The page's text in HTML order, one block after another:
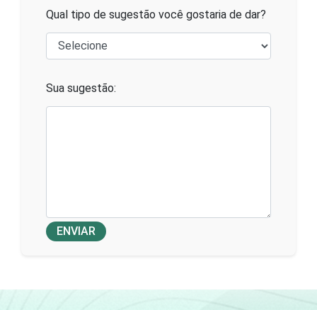
Qual tipo de sugestão você gostaria de dar?
Sua sugestão:
ENVIAR